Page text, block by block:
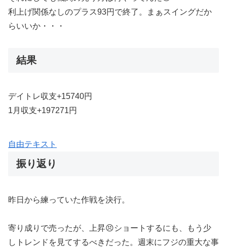
利上げ関係なしのプラス93円で終了。まぁスイングだか
らいいか・・・
結果
デイトレ収支+15740円
1月収支+197271円
自由テキスト
振り返り
昨日から練っていた作戦を決行。
寄り成りで売ったが、上昇😣ショートするにも、もう少
しトレンドを見てするべきだった。週末にフジの重大な事